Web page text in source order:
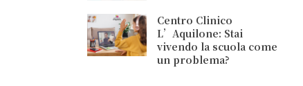
Centro Clinico
L’Aquilone: Stai
vivendo la scuola come
un problema?